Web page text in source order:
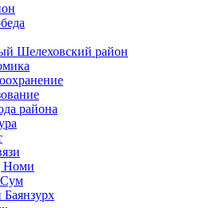
Шелеховский район
района
Номи
Баянзурх